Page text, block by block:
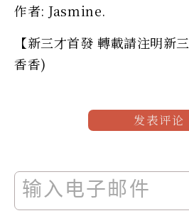
作者: Jasmine.
【新三才首發 轉載請注明新
香香)
发表评论